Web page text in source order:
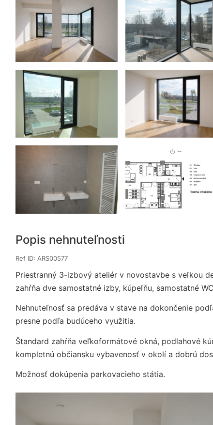
Popis nehnuteľnosti
Ref ID: ARS00577
Priestranný 3-izbový ateliér v novostavbe s veľkou
zahŕňa dve samostatné izby, kúpeľňu, samostatné
Nehnuteľnosť sa predáva v stave na dokončenie
presne podľa budúceho využitia.
Štandard zahŕňa veľkoformátové okná, podlahové
kompletnú občiansku vybavenosť v okolí a dobrú
Možnosť dokúpenia parkovacieho státia.